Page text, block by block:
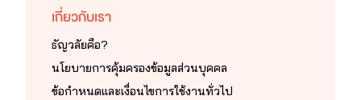
เกี่ยวกับเรา
ธัญวลัยคือ?
นโยบายการคุ้มครองข้อมูลส่วนบุคคล
ข้อกำหนดและเงื่อนไขการใช้งานทั่วไป